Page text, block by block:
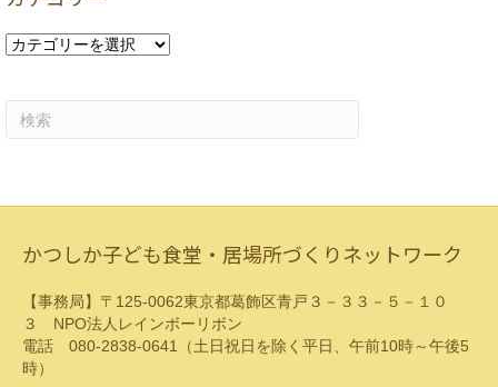
カ
かつしか子ども食堂・居場所づくりネットワーク
【事務局】〒125-0062東京都葛飾区青戸３－３３－５－１０
３ NPO法人レインボーリボン
電話 080-2838-0641（土日祝日を除く平日、午前10時～午後5
時）